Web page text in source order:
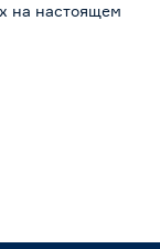
на настоящем